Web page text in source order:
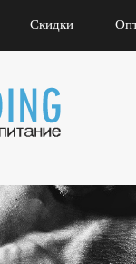
Скидки